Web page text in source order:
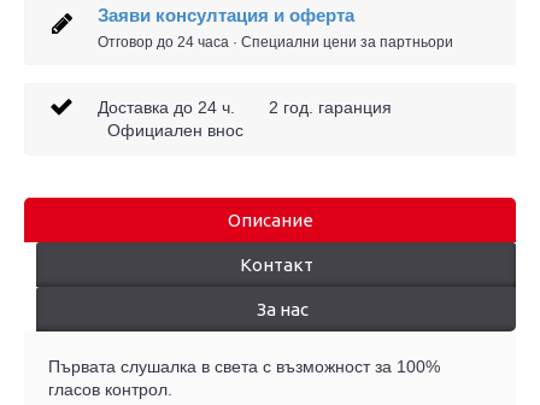
Заяви консултация и оферта
Отговор до 24 часа · Специални цени за партньори
Доставка до 24 ч. 2 год. гаранция
Официален внос
Описание
Контакт
За нас
Първата слушалка в света с възможност за 100%
гласов контрол.